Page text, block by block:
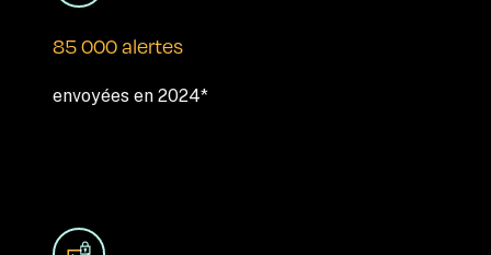
85 000 alertes
envoyées en 2024*